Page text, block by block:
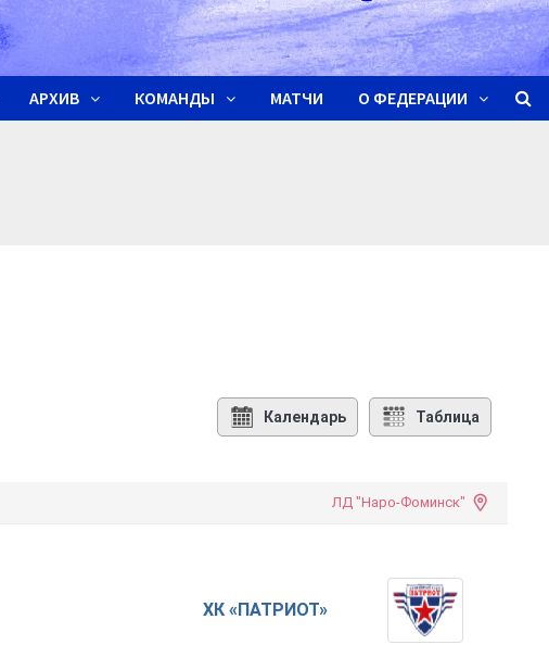
АРХИВ КОМАНДЫ МАТЧИ О ФЕДЕРАЦИИ
Календарь Таблица
ЛД "Наро-Фоминск"
ХК «ПАТРИОТ»